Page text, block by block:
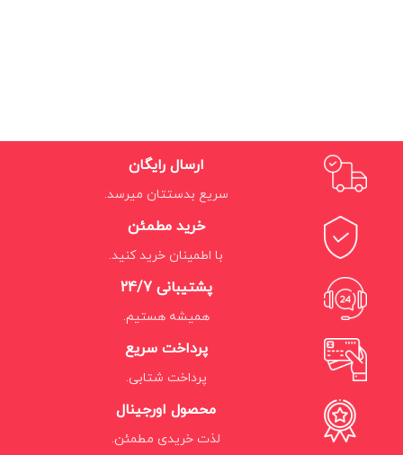
ارسال رایگان
سریع بدستتان میرسد.
خرید مطمئن
با اطمینان خرید کنید.
پشتیبانی 24/7
همیشه هستیم.
پرداخت سریع
پرداخت شتابی.
محصول اورجینال
لذت خریدی مطمئن.